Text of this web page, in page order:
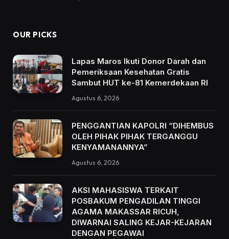
OUR PICKS
Lapas Maros Ikuti Donor Darah dan
Pemeriksaan Kesehatan Gratis
Sambut HUT ke-81 Kemerdekaan RI
Agustus 6, 2026
PENGGANTIAN KAPOLRI “DIHEMBUS
OLEH PIHAK PIHAK TERGANGGU
KENYAMANANNYA”
Agustus 6, 2026
AKSI MAHASISWA TERKAIT
POSBAKUM PENGADILAN TINGGI
AGAMA MAKASSAR RICUH,
DIWARNAI SALING KEJAR-KEJARAN
DENGAN PEGAWAI